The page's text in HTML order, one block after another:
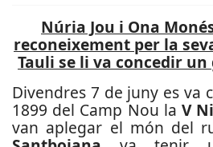
Núria Jou i Ona
reconeixement per la
Tauli se li va concedir
Divendres 7 de juny es va
1899 del Camp Nou la V
van aplegar el món del